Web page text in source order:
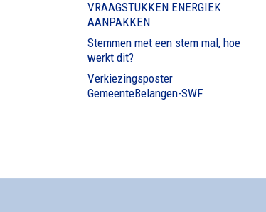
VRAAGSTUKKEN ENERGIEK
AANPAKKEN
Stemmen met een stem mal, hoe
werkt dit?
Verkiezingsposter
GemeenteBelangen-SWF